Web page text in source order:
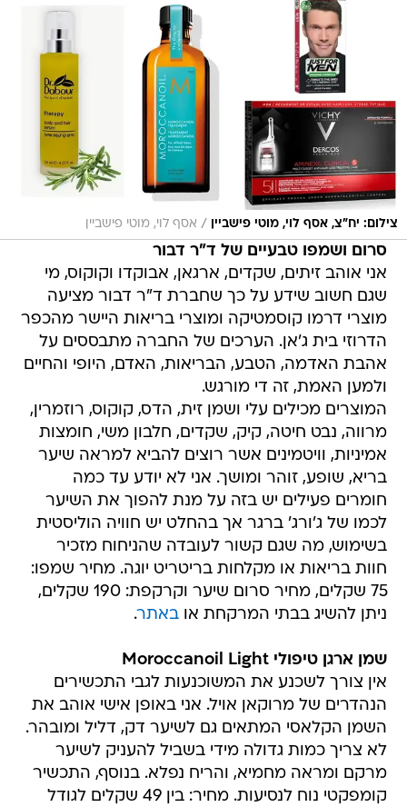
צילום: יח"צ, אסף לוי, מוטי פישביין / אסף לוי, מוטי פישביין
סרום ושמפו טבעיים של ד"ר דבור
אני אוהב זיתים, שקדים, ארגאן, אבוקדו וקוקוס, מי
שגם חשוב שידע על כך שחברת ד"ר דבור מציעה
מוצרי דרמו קוסמטיקה ומוצרי בריאות היישר מהכפר
הדרוזי בית ג'אן. הערכים של החברה מתבססים על
אהבת האדמה, הטבע, הבריאות, האדם, היופי והחיים
ולמען האמת, זה די מורגש.
המוצרים מכילים עלי ושמן זית, הדס, קוקוס, רוזמרין,
מרווה, נבט חיטה, קיק, שקדים, חלבון משי, חומצות
אמיניות, וויטמינים אשר רוצים להביא למראה שיער
בריא, שופע, זוהר ומושך. אני לא יודע עד כמה
חומרים פעילים יש בזה על מנת להפוך את השיער
לכמו של ג'ורג' ברגר אך בהחלט יש חוויה הוליסטית
בשימוש, מה שגם קשור לעובדה שהניחוח מזכיר
חוות בריאות או מקלחות בריטריט יוגה. מחיר שמפו:
75 שקלים, מחיר סרום שיער וקרקפת: 190 שקלים,
ניתן להשיג בבתי המרקחת אובאתר.
שמן ארגן טיפולי Moroccanoil Light
אין צורך לשכנע את המשוכנעות לגבי התכשירים
הנהדרים של מרוקאן אויל. אני באופן אישי אוהב את
השמן הקלאסי המתאים גם לשיער דק, דליל ומובהר.
לא צריך כמות גדולה מידי בשביל להעניק לשיער
מרקם ומראה מחמיא, והריח נפלא. בנוסף, התכשיר
קומפקטי נוח לנסיעות. מחיר: בין 49 שקלים לגודל